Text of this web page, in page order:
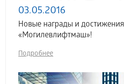
03.05.2016
Новые награды и
«Могилевлифтмаш»!
Подробнее